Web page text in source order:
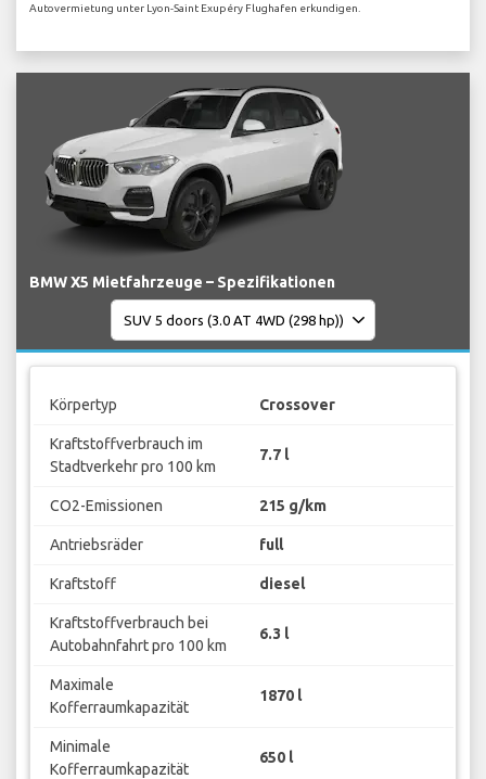
Autovermietung unter Lyon-Saint Exupéry Flughafen erkundigen.
BMW X5 Mietfahrzeuge – Spezifikationen
Körpertyp Crossover
Kraftstoffverbrauch im
Stadtverkehr pro 100 km
7.7 l
CO2-Emissionen 215 g/km
Antriebsräder full
Kraftstoff diesel
Kraftstoffverbrauch bei
Autobahnfahrt pro 100 km
6.3 l
Maximale
Kofferraumkapazität
1870 l
Minimale
Kofferraumkapazität
650 l